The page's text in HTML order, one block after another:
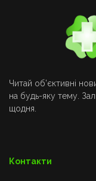
Читай об’єктивні
на будь-яку тему.
щодня.
Контакти